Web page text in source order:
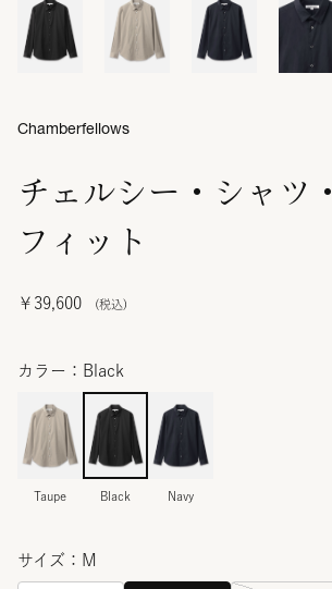
チェルシー・シャツ
フィット
￥39,600
Chamberfellows
カラー：Black
Taupe Black Navy
サイズ：M